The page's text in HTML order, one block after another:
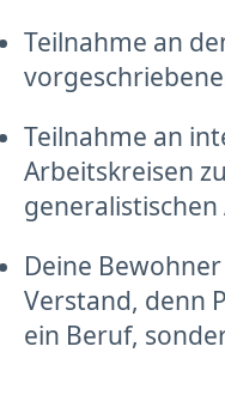
Teilnahme an
Teilnahme an
Arbeitskreisen
Deine
Verstand, denn
ein Beruf,